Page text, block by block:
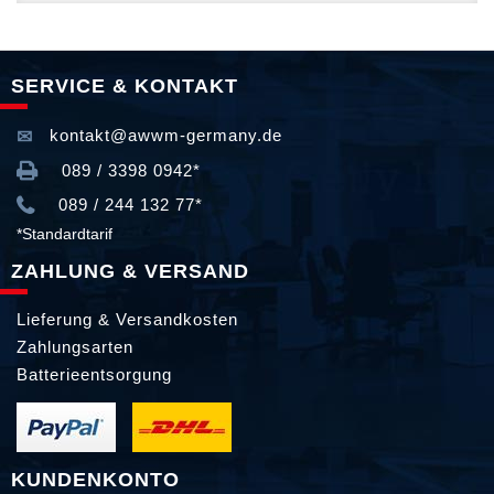
SERVICE & KONTAKT
kontakt@awwm-germany.de
089 / 3398 0942*
089 / 244 132 77*
*Standardtarif
ZAHLUNG & VERSAND
Lieferung & Versandkosten
Zahlungsarten
Batterieentsorgung
KUNDENKONTO